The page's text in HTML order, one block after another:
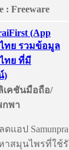
: Freeware
(App
ทย รวมข้อมูล
ทย ที่มี
)
แอป Samunpra
าสมุนไพรที่ใช้รั